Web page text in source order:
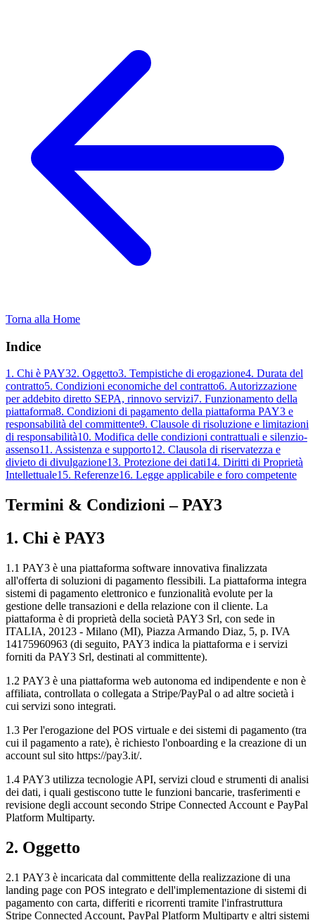
Torna alla Home
Indice
1. Chi è PAY32. Oggetto3. Tempistiche di erogazione4. Durata del
contratto5. Condizioni economiche del contratto6. Autorizzazione
per addebito diretto SEPA, rinnovo servizi7. Funzionamento della
piattaforma8. Condizioni di pagamento della piattaforma PAY3 e
responsabilità del committente9. Clausole di risoluzione e limitazioni
di responsabilità10. Modifica delle condizioni contrattuali e silenzio-
assenso11. Assistenza e supporto12. Clausola di riservatezza e
divieto di divulgazione13. Protezione dei dati14. Diritti di Proprietà
Intellettuale15. Referenze16. Legge applicabile e foro competente
Termini & Condizioni – PAY3
1. Chi è PAY3
1.1 PAY3 è una piattaforma software innovativa finalizzata
all'offerta di soluzioni di pagamento flessibili. La piattaforma integra
sistemi di pagamento elettronico e funzionalità evolute per la
gestione delle transazioni e della relazione con il cliente. La
piattaforma è di proprietà della società PAY3 Srl, con sede in
ITALIA, 20123 - Milano (MI), Piazza Armando Diaz, 5, p. IVA
14175960963 (di seguito, PAY3 indica la piattaforma e i servizi
forniti da PAY3 Srl, destinati al committente).
1.2 PAY3 è una piattaforma web autonoma ed indipendente e non è
affiliata, controllata o collegata a Stripe/PayPal o ad altre società i
cui servizi sono integrati.
1.3 Per l'erogazione del POS virtuale e dei sistemi di pagamento (tra
cui il pagamento a rate), è richiesto l'onboarding e la creazione di un
account sul sito https://pay3.it/.
1.4 PAY3 utilizza tecnologie API, servizi cloud e strumenti di analisi
dei dati, i quali gestiscono tutte le funzioni bancarie, trasferimenti e
revisione degli account secondo Stripe Connected Account e PayPal
Platform Multiparty.
2. Oggetto
2.1 PAY3 è incaricata dal committente della realizzazione di una
landing page con POS integrato e dell'implementazione di sistemi di
pagamento con carta, differiti e ricorrenti tramite l'infrastruttura
Stripe Connected Account, PayPal Platform Multiparty e altri sistemi